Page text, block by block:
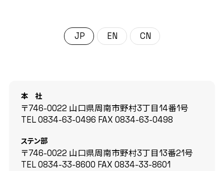
日本語 English 中文 (中国)
本 社
〒746-0022 山口県周南市野村3丁目14番1号
TEL0834-63-0496 FAX 0834-63-0498
ステン部
〒746-0022 山口県周南市野村3丁目13番21号
TEL0834-33-8600 FAX 0834-33-8601